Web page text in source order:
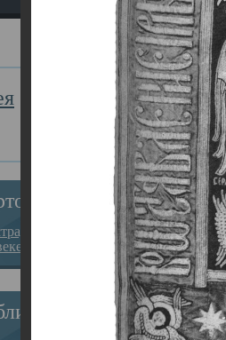
за веру в
на Севере”
Главная